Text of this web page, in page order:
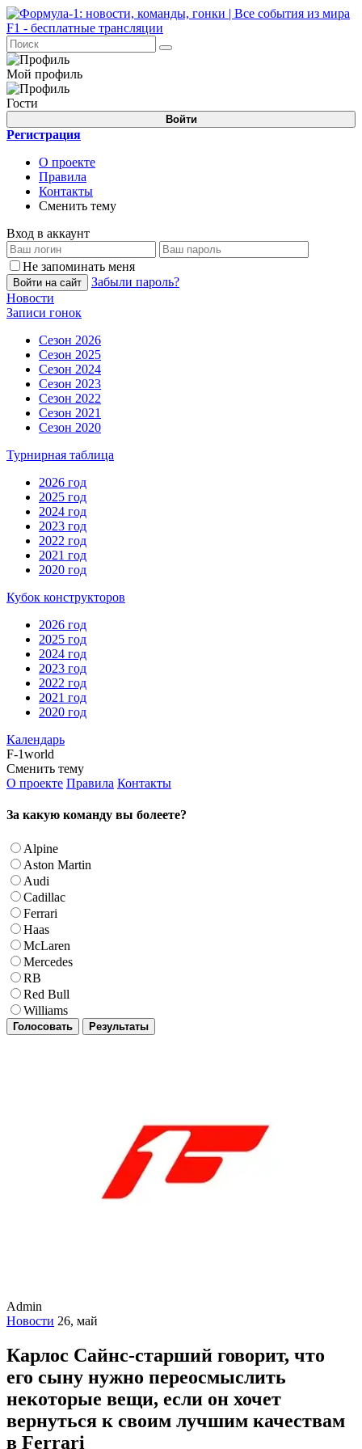
Мой профиль
Гости
Войти
Регистрация
О проекте
Правила
Контакты
Сменить тему
Вход в аккаунт
Не запоминать меня
Войти на сайт
Забыли пароль?
Новости
Записи гонок
Сезон 2026
Сезон 2025
Сезон 2024
Сезон 2023
Сезон 2022
Сезон 2021
Сезон 2020
Турнирная таблица
2026 год
2025 год
2024 год
2023 год
2022 год
2021 год
2020 год
Кубок конструкторов
2026 год
2025 год
2024 год
2023 год
2022 год
2021 год
2020 год
Календарь
F-1world
Сменить тему
О проекте Правила Контакты
За какую команду вы болеете?
Alpine
Aston Martin
Audi
Cadillac
Ferrari
Haas
McLaren
Mercedes
RB
Red Bull
Williams
Голосовать Результаты
Admin
Новости 26, май
Карлос Сайнс-старший говорит, что
его сыну нужно переосмыслить
некоторые вещи, если он хочет
вернуться к своим лучшим качествам
в Ferrari